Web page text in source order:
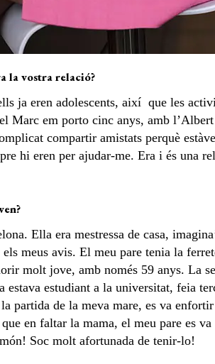
la vostra relació?
ja eren adolescents, així que les
Marc em porto cinc anys, amb
compartir amistats perquè
hi eren per ajudar-me. Era i és una
Ella era mestressa de casa,
meus avis. El meu pare tenia la
molt jove, amb només 59 anys. La
estudiant a la universitat, feia
partida de la meva mare, es va
en faltar la mama, el meu pare es
Soc molt afortunada de tenir-lo!